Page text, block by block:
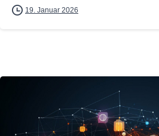
19. Januar 2026